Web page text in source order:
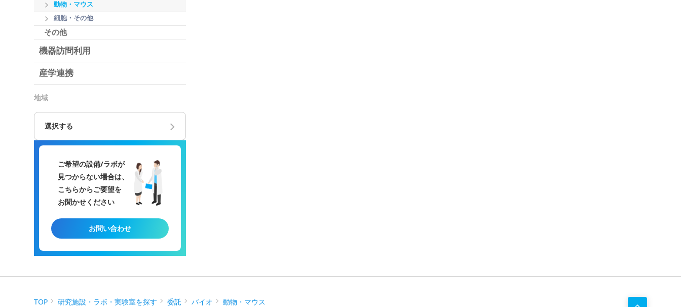
動物・マウス
細胞・その他
その他
機器訪問利用
産学連携
地域
選択する
ご希望の設備/ラボが
見つからない場合は、
こちらからご要望を
お聞かせください
お問い合わせ
TOP 研究施設・ラボ・実験室を探す 委託 バイオ 動物・マウス